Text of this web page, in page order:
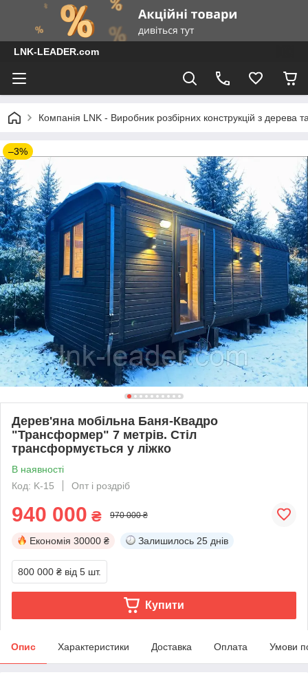
LNK-LEADER.com
Компанія LNK - Виробник розбірних конструкцій з дерева
–3%
Дерев'яна мобільна Баня-Квадро
"Трансформер" 7 метрів. Стіл
трансформується у ліжко
В наявності
Код: K-15
Опт і роздріб
940 000 ₴ 970 000 ₴
Економія 30000 ₴ Залишилось 25 днів
800 000 ₴ від 5 шт.
Купити
Опис Характеристики Доставка Оплата Умови